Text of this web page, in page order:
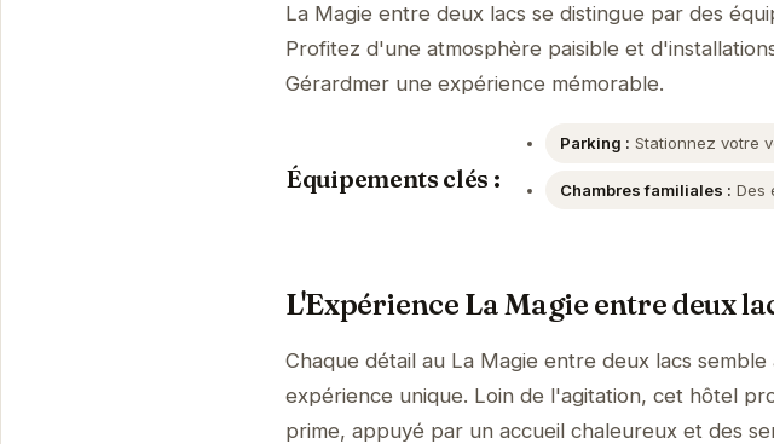
La Magie entre deux lacs se distingue par des
Profitez d'une atmosphère paisible et
Gérardmer une expérience mémorable.
Équipements clés :
Parking : Stationnez votre
Chambres familiales : Des
L'Expérience La Magie entre deux
Chaque détail au La Magie entre deux lacs
expérience unique. Loin de l'agitation, cet hôtel
prime, appuyé par un accueil chaleureux et des